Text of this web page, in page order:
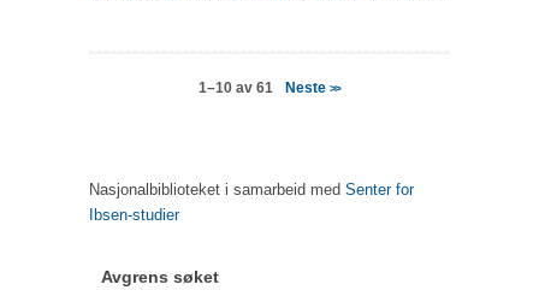
1–10 av 61 Neste>>
Nasjonalbiblioteket i samarbeid med Senter for
Ibsen-studier
Avgrens søket